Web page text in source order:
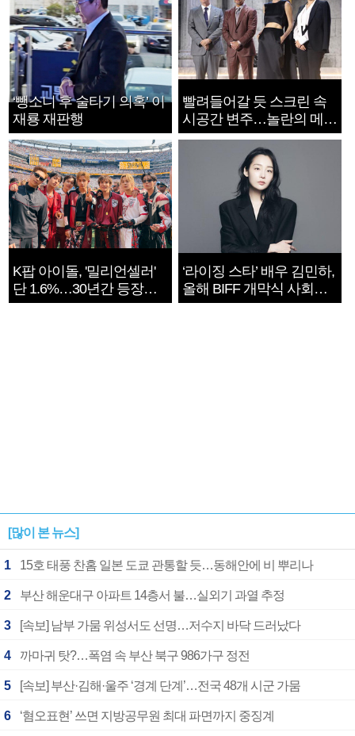
‘뺑소니 후 술타기 의혹’ 이
재룡 재판행
빨려들어갈 듯 스크린 속
시공간 변주…놀란의 메시
지는 ‘전쟁 속죄’
K팝 아이돌, '밀리언셀러'
단 1.6%…30년간 등장
1182개팀 전수조사
‘라이징 스타’ 배우 김민하,
올해 BIFF 개막식 사회자
확정
[많이 본 뉴스]
1 15호 태풍 찬홈 일본 도쿄 관통할 듯…동해안에 비 뿌리나
2 부산 해운대구 아파트 14층서 불…실외기 과열 추정
3 [속보] 남부 가뭄 위성서도 선명…저수지 바닥 드러났다
4 까마귀 탓?…폭염 속 부산 북구 986가구 정전
5 [속보] 부산·김해·울주 ‘경계 단계’…전국 48개 시군 가뭄
6 ‘혐오표현’ 쓰면 지방공무원 최대 파면까지 중징계